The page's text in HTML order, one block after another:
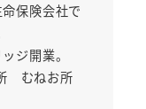
保険会社で
ジ開業。
むねお所